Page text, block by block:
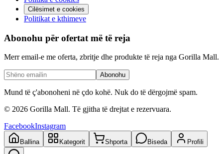
Cilësimet e cookies
Politikat e kthimeve
Abonohu për ofertat më të reja
Merr email-e me oferta, zbritje dhe produkte të reja nga Gorilla Mall.
Abonohu
Mund të ç'abonoheni në çdo kohë. Nuk do të dërgojmë spam.
© 2026 Gorilla Mall. Të gjitha të drejtat e rezervuara.
FacebookInstagram
Ballina Kategorit Shporta Biseda Profili